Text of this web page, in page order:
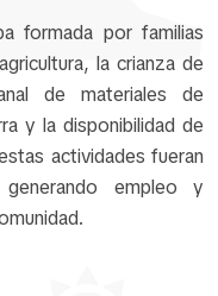
formada por familias
la crianza de
de materiales de
y la disponibilidad de
actividades fueran
empleo y